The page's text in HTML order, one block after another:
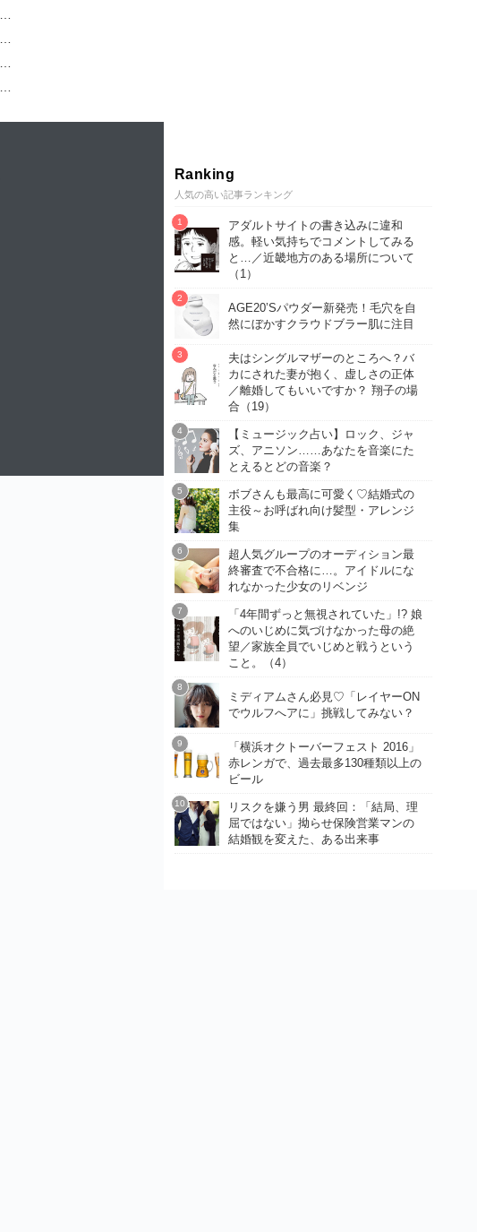
Ranking
人気の高い記事ランキング
アダルトサイトの書き込みに違和
感。軽い気持ちでコメントしてみる
と…／近畿地方のある場所について
（1）
AGE20’Sパウダー新発売！毛穴を自
然にぼかすクラウドブラー肌に注目
夫はシングルマザーのところへ？バ
カにされた妻が抱く、虚しさの正体
／離婚してもいいですか？ 翔子の場
合（19）
【ミュージック占い】ロック、ジャ
ズ、アニソン……あなたを音楽にた
とえるとどの音楽？
ボブさんも最高に可愛く♡結婚式の
主役～お呼ばれ向け髪型・アレンジ
集
超人気グループのオーディション最
終審査で不合格に…。アイドルにな
れなかった少女のリベンジ
「4年間ずっと無視されていた」!? 娘
へのいじめに気づけなかった母の絶
望／家族全員でいじめと戦うという
こと。（4）
ミディアムさん必見♡「レイヤーON
でウルフへアに」挑戦してみない？
「横浜オクトーバーフェスト 2016」
赤レンガで、過去最多130種類以上の
ビール
リスクを嫌う男 最終回：「結局、理
屈ではない」拗らせ保険営業マンの
結婚観を変えた、ある出来事